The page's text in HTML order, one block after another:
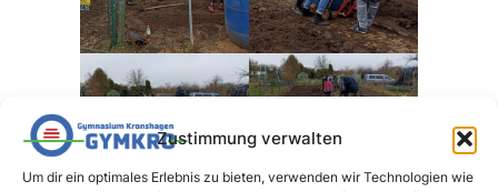
Zustimmung verwalten
Um dir ein optimales Erlebnis zu bieten, verwenden wir Technologien wie